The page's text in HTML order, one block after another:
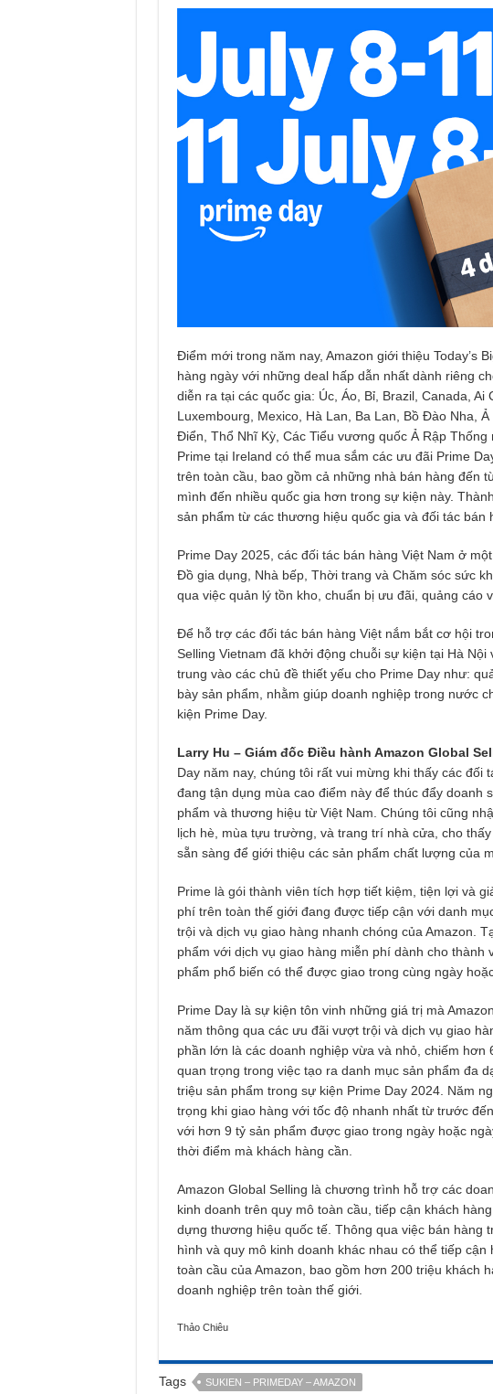
Điểm mới trong năm nay, Amazon giới thiệu Today’s
hàng ngày với những deal hấp dẫn nhất dành riêng
diễn ra tại các quốc gia: Úc, Áo, Bỉ, Brazil, Canada, Ai
Luxembourg, Mexico, Hà Lan, Ba Lan, Bồ Đào Nha,
Điển, Thổ Nhĩ Kỳ, Các Tiểu vương quốc Ả Rập
Prime tại Ireland có thể mua sắm các ưu đãi Prime
trên toàn cầu, bao gồm cả những nhà bán hàng đến
mình đến nhiều quốc gia hơn trong sự kiện này.
sản phẩm từ các thương hiệu quốc gia và đối tác bán
Prime Day 2025, các đối tác bán hàng Việt Nam ở
Đồ gia dụng, Nhà bếp, Thời trang và Chăm sóc sức
qua việc quản lý tồn kho, chuẩn bị ưu đãi, quảng cáo
Để hỗ trợ các đối tác bán hàng Việt nắm bắt cơ hội
Selling Vietnam đã khởi động chuỗi sự kiện tại Hà
trung vào các chủ đề thiết yếu cho Prime Day như:
bày sản phẩm, nhằm giúp doanh nghiệp trong nước
kiện Prime Day.
Larry Hu – Giám đốc Điều hành Amazon Global
Day năm nay, chúng tôi rất vui mừng khi thấy các đối
đang tận dụng mùa cao điểm này để thúc đẩy doanh
phẩm và thương hiệu từ Việt Nam. Chúng tôi cũng
lịch hè, mùa tựu trường, và trang trí nhà cửa, cho
sẵn sàng để giới thiệu các sản phẩm chất lượng của
Prime là gói thành viên tích hợp tiết kiệm, tiện lợi và
phí trên toàn thế giới đang được tiếp cận với danh
trội và dịch vụ giao hàng nhanh chóng của Amazon.
phẩm với dịch vụ giao hàng miễn phí dành cho thành
phẩm phổ biến có thể được giao trong cùng ngày
Prime Day là sự kiện tôn vinh những giá trị mà
năm thông qua các ưu đãi vượt trội và dịch vụ giao
phần lớn là các doanh nghiệp vừa và nhỏ, chiếm hơn
quan trọng trong việc tạo ra danh mục sản phẩm đa
triệu sản phẩm trong sự kiện Prime Day 2024. Năm
trọng khi giao hàng với tốc độ nhanh nhất từ trước
với hơn 9 tỷ sản phẩm được giao trong ngày hoặc
thời điểm mà khách hàng cần.
Amazon Global Selling là chương trình hỗ trợ các
kinh doanh trên quy mô toàn cầu, tiếp cận khách
dựng thương hiệu quốc tế. Thông qua việc bán hàng
hình và quy mô kinh doanh khác nhau có thể tiếp
toàn cầu của Amazon, bao gồm hơn 200 triệu khách
doanh nghiệp trên toàn thế giới.
Thảo Chiêu
Tags SUKIEN – PRIMEDAY – AMAZON